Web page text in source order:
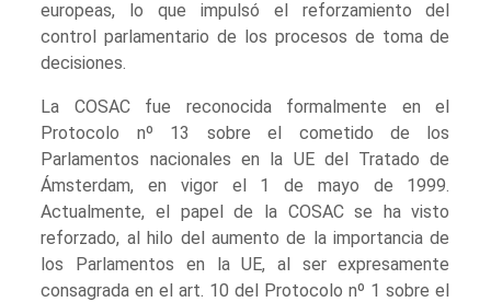
europeas, lo que impulsó el reforzamiento del
control parlamentario de los procesos de toma de
decisiones.
La COSAC fue reconocida formalmente en el
Protocolo nº 13 sobre el cometido de los
Parlamentos nacionales en la UE del Tratado de
Ámsterdam, en vigor el 1 de mayo de 1999.
Actualmente, el papel de la COSAC se ha visto
reforzado, al hilo del aumento de la importancia de
los Parlamentos en la UE, al ser expresamente
consagrada en el art. 10 del Protocolo nº 1 sobre el